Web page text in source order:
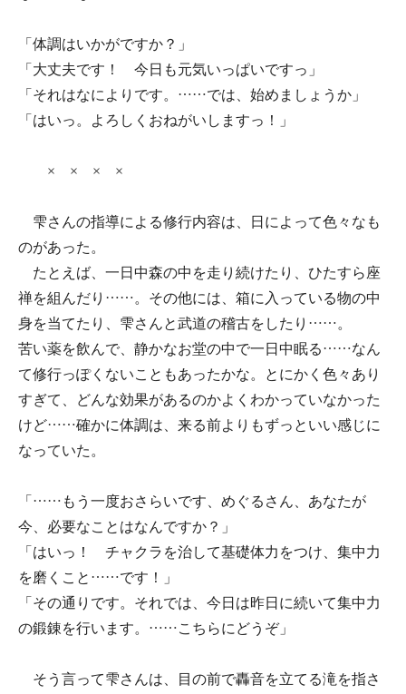
「体調はいかがですか？」
「大丈夫です！ 今日も元気いっぱいですっ」
「それはなによりです。……では、始めましょうか」
「はいっ。よろしくおねがいしますっ！」
× × × ×
雫さんの指導による修行内容は、日によって色々なも
のがあった。
たとえば、一日中森の中を走り続けたり、ひたすら座
禅を組んだり……。その他には、箱に入っている物の中
身を当てたり、雫さんと武道の稽古をしたり……。
苦い薬を飲んで、静かなお堂の中で一日中眠る……なん
て修行っぽくないこともあったかな。とにかく色々あり
すぎて、どんな効果があるのかよくわかっていなかった
けど……確かに体調は、来る前よりもずっといい感じに
なっていた。
「……もう一度おさらいです、めぐるさん、あなたが
今、必要なことはなんですか？」
「はいっ！ チャクラを治して基礎体力をつけ、集中力
を磨くこと……です！」
「その通りです。それでは、今日は昨日に続いて集中力
の鍛錬を行います。……こちらにどうぞ」
そう言って雫さんは、目の前で轟音を立てる滝を指さ